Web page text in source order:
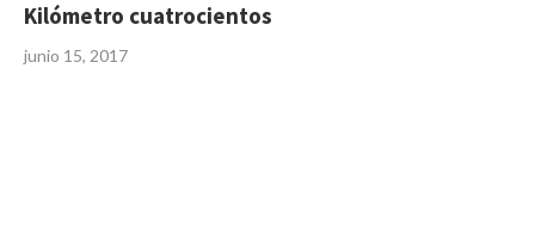
Kilómetro cuatrocientos
junio 15, 2017